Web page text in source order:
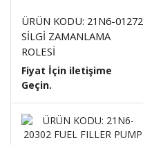
ÜRÜN KODU: 21N6-01272
SİLGİ ZAMANLAMA
ROLESİ
Fiyat İçin iletişime
Geçin.